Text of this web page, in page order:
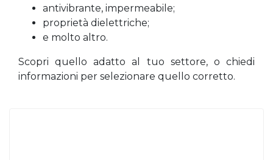
antivibrante, impermeabile;
proprietà dielettriche;
e molto altro.
Scopri quello adatto al tuo settore, o chiedi
informazioni per selezionare quello corretto.